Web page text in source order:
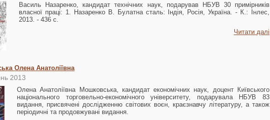
Василь Назаренко, кандидат технічних наук, подарував НБУВ 30 примірників
власної праці: 1. Назаренко В. Булатна сталь: Індія, Росія, Україна. - К.: Інлес,
2013. - 436 с.
Читати далі
Олена Анатоліївна
2013
Олена Анатоліївна Мошковська, кандидат економічних наук, доцент Київського
національного торговельно-економічного університету, подарувала НБУВ 83
видання, присвячені дослідженню світових воєн, краєзнавчу літературу, а також
періодичні та продовжувані видання.